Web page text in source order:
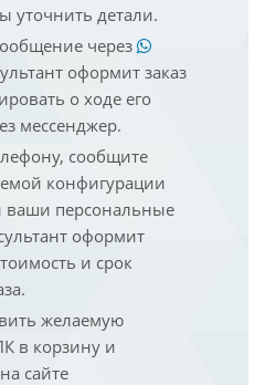
уточнить детали.
через
оформит заказ
о ходе его
мессенджер.
сообщите
конфигурации
ваши персональные
оформит
и срок
желаемую
в корзину и
сайте